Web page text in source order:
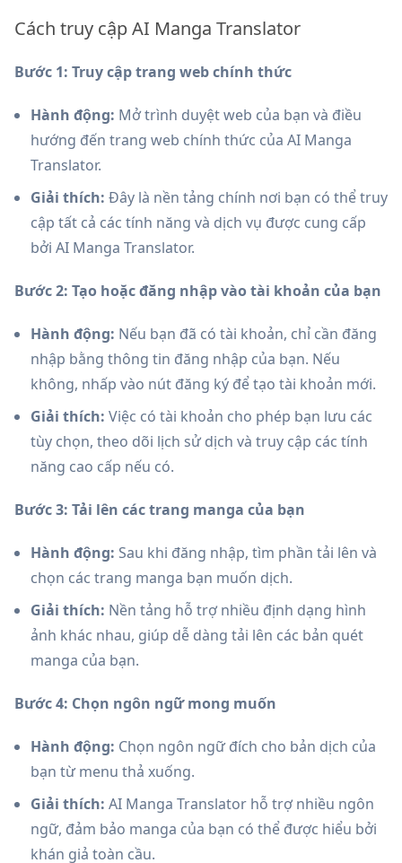
Cách truy cập AI Manga Translator
Bước 1: Truy cập trang web chính thức
Hành động: Mở trình duyệt web của bạn và điều
hướng đến trang web chính thức của AI Manga
Translator.
Giải thích: Đây là nền tảng chính nơi bạn có thể truy
cập tất cả các tính năng và dịch vụ được cung cấp
bởi AI Manga Translator.
Bước 2: Tạo hoặc đăng nhập vào tài khoản của bạn
Hành động: Nếu bạn đã có tài khoản, chỉ cần đăng
nhập bằng thông tin đăng nhập của bạn. Nếu
không, nhấp vào nút đăng ký để tạo tài khoản mới.
Giải thích: Việc có tài khoản cho phép bạn lưu các
tùy chọn, theo dõi lịch sử dịch và truy cập các tính
năng cao cấp nếu có.
Bước 3: Tải lên các trang manga của bạn
Hành động: Sau khi đăng nhập, tìm phần tải lên và
chọn các trang manga bạn muốn dịch.
Giải thích: Nền tảng hỗ trợ nhiều định dạng hình
ảnh khác nhau, giúp dễ dàng tải lên các bản quét
manga của bạn.
Bước 4: Chọn ngôn ngữ mong muốn
Hành động: Chọn ngôn ngữ đích cho bản dịch của
bạn từ menu thả xuống.
Giải thích: AI Manga Translator hỗ trợ nhiều ngôn
ngữ, đảm bảo manga của bạn có thể được hiểu bởi
khán giả toàn cầu.